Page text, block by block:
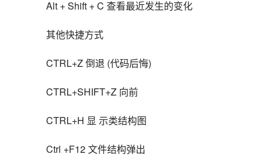
Alt + Shift + C 查看最近发生的变化
其他快捷方式
CTRL+Z 倒退 (代码后悔)
CTRL+SHIFT+Z 向前
CTRL+H 显 示类结构图
Ctrl +F12 文件结构弹出